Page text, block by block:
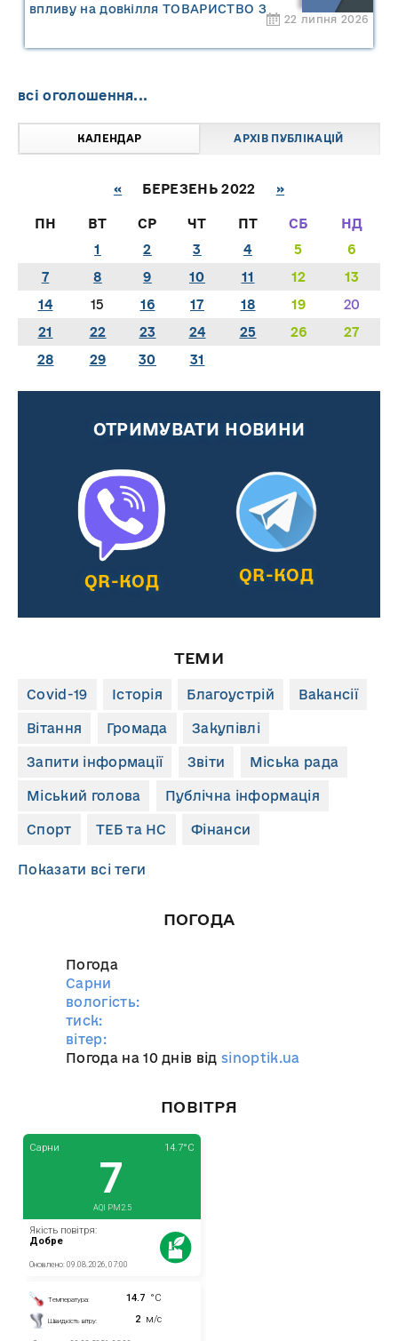
впливу на довкілля ТОВАРИСТВО З
22 липня 2026
всі оголошення...
КАЛЕНДАР АРХІВ ПУБЛІКАЦІЙ
« БЕРЕЗЕНЬ 2022 »
ПН ВТ СР ЧТ ПТ СБ
НД
1
2 3 4 5
6
7
8 9 10 11 12
13
14
15 16 17 18 19
20
21
22 23 24 25 26
27
28
29 30 31
ОТРИМУВАТИ НОВИНИ
QR-КОД QR-КОД
ТЕМИ
Covid-19 Історія Благоустрій Вакансії
Вітання Громада Закупівлі
Запити інформації Звіти Міська рада
Міський голова Публічна інформація
Спорт ТЕБ та НС Фінанси
Показати всі теги
ПОГОДА
Погода
Сарни
вологість:
тиск:
вітер:
Погода на 10 днів відsinoptik.ua
ПОВІТРЯ